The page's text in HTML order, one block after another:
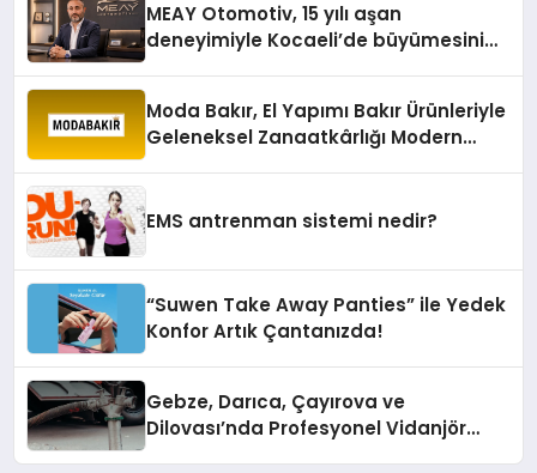
MEAY Otomotiv, 15 yılı aşan
deneyimiyle Kocaeli’de büyümesini
Moda Bakır, El Yapımı Bakır Ürünleriyle
Geleneksel Zanaatkârlığı Modern
EMS antrenman sistemi nedir?
“Suwen Take Away Panties” ile Yedek
Konfor Artık Çantanızda!
Gebze, Darıca, Çayırova ve
Dilovası’nda Profesyonel Vidanjör